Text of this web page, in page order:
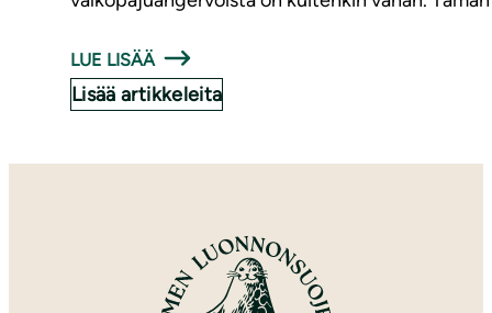
LUE LISÄÄ
Lisää artikkeleita